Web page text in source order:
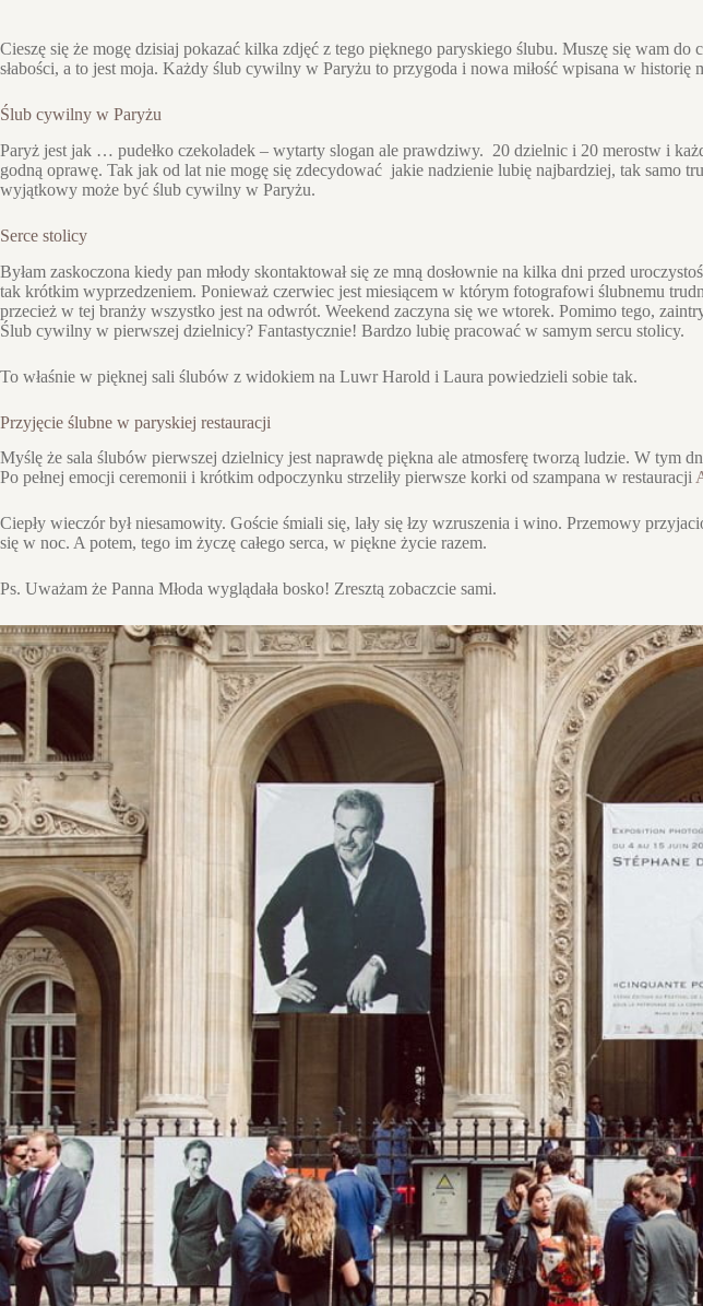
Cieszę się że mogę dzisiaj pokazać kilka zdjęć z tego pięknego paryskiego ślubu. Muszę się wam
słabości, a to jest moja. Każdy ślub cywilny w Paryżu to przygoda i nowa miłość wpisana w historię
Ślub cywilny w Paryżu
Paryż jest jak … pudełko czekoladek – wytarty slogan ale prawdziwy. 20 dzielnic i 20 merostw i
godną oprawę. Tak jak od lat nie mogę się zdecydować jakie nadzienie lubię najbardziej, tak
wyjątkowy może być ślub cywilny w Paryżu.
Serce stolicy
Byłam zaskoczona kiedy pan młody skontaktował się ze mną dosłownie na kilka dni przed
tak krótkim wyprzedzeniem. Ponieważ czerwiec jest miesiącem w którym fotografowi ślubnemu
przecież w tej branży wszystko jest na odwrót. Weekend zaczyna się we wtorek. Pomimo tego,
Ślub cywilny w pierwszej dzielnicy? Fantastycznie! Bardzo lubię pracować w samym sercu stolicy.
To właśnie w pięknej sali ślubów z widokiem na Luwr Harold i Laura powiedzieli sobie tak.
Przyjęcie ślubne w paryskiej restauracji
Myślę że sala ślubów pierwszej dzielnicy jest naprawdę piękna ale atmosferę tworzą ludzie. W tym
Po pełnej emocji ceremonii i krótkim odpoczynku strzeliły pierwsze korki od szampana w restauracji
Ciepły wieczór był niesamowity. Goście śmiali się, lały się łzy wzruszenia i wino. Przemowy
się w noc. A potem, tego im życzę całego serca, w piękne życie razem.
Ps. Uważam że Panna Młoda wyglądała bosko! Zresztą zobaczcie sami.